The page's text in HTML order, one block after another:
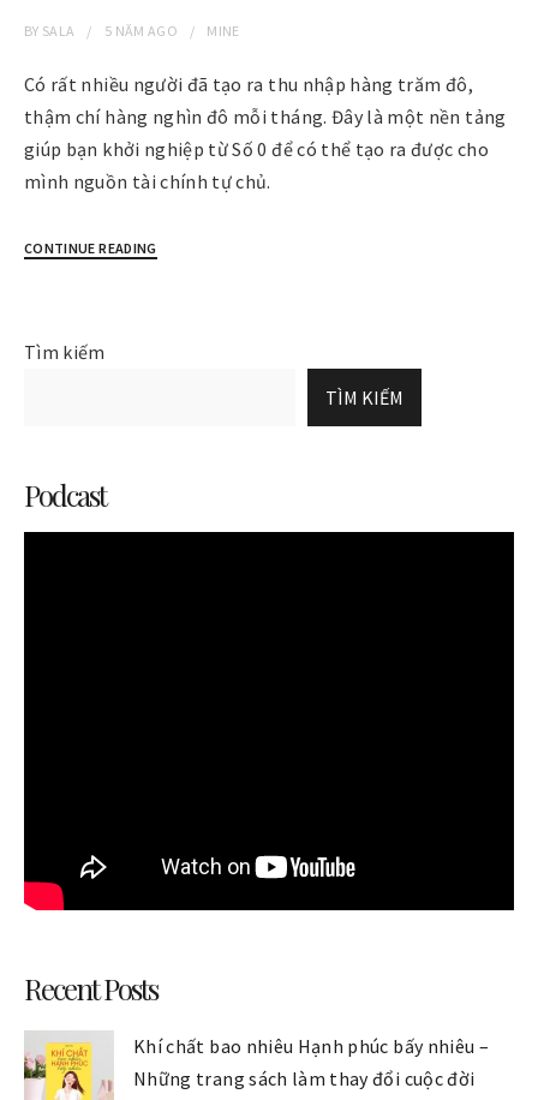
BY SALA 5 NĂM AGO MINE
Có rất nhiều người đã tạo ra thu nhập hàng trăm đô,
thậm chí hàng nghìn đô mỗi tháng. Đây là một nền tảng
giúp bạn khởi nghiệp từ Số 0 để có thể tạo ra được cho
mình nguồn tài chính tự chủ.
CONTINUE READING
Tìm kiếm
TÌM KIẾM
Podcast
Recent Posts
Khí chất bao nhiêu Hạnh phúc bấy nhiêu –
Những trang sách làm thay đổi cuộc đời